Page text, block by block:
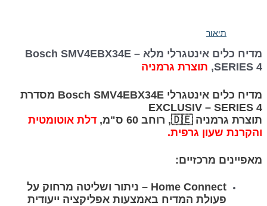
תיאור
מדיח כלים אינטגרלי מלא Bosch SMV4EBX34E –
SERIES 4, תוצרת גרמניה
מדיח כלים אינטגרלי Bosch SMV4EBX34E מסדרת
EXCLUSIV – SERIES 4
תוצרת גרמניה 🇩🇪, רוחב 60 ס"מ,
דלת אוטומטית
והקרנת שעון גרפית.
מאפיינים מרכזיים:
Home Connect – ניתור ושליטה מרחוק על
פעולת המדיח באמצעות אפליקציה ייעודית